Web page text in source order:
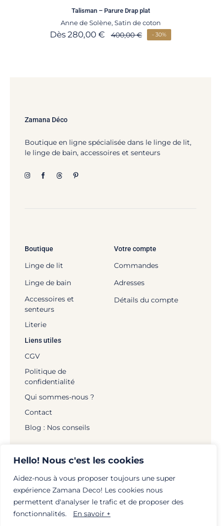
Hello! Nous c'est les cookies
Aidez-nous à vous proposer toujours une super
expérience Zamana Deco! Les cookies nous
permettent d'analyser le trafic et de proposer des
fonctionnalités.
En savoir +
Talisman – Parure Drap plat
Anne de Solène, Satin de coton
Dès 280,00 € 400,00€ - 30%
Zamana Déco
Boutique en ligne spécialisée dans le linge de lit,
le linge de bain, accessoires et senteurs
Boutique
Linge de lit
Linge de bain
Accessoires et
senteurs
Literie
Votre compte
Commandes
Adresses
Détails du compte
Liens utiles
CGV
Politique de
confidentialité
Qui sommes-nous ?
Contact
Blog : Nos conseils
© Zamana Déco - 2026 | Tous droits réservés |
Mentions légales|Politique de confidentialité
Création :globellie.com